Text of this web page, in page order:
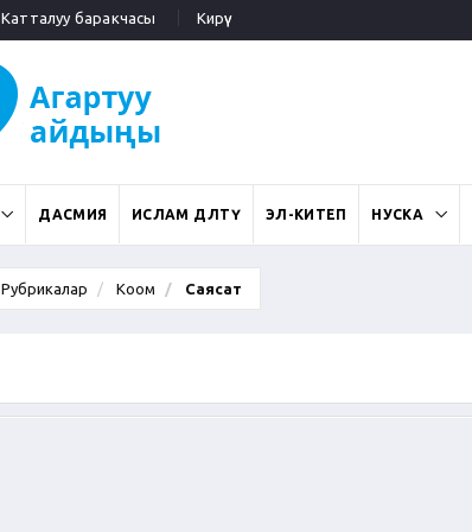
Катталуу баракчасы Кирүү
ДАСМИЯ ИСЛАМ ДӨӨЛӨТҮ ЭЛ-КИТЕП НУСКА
Рубрикалар Коом Саясат